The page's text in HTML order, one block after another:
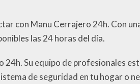
con Manu Cerrajero 24h. Con
las 24 horas del día.
Su equipo de profesionales
de seguridad en tu hogar o